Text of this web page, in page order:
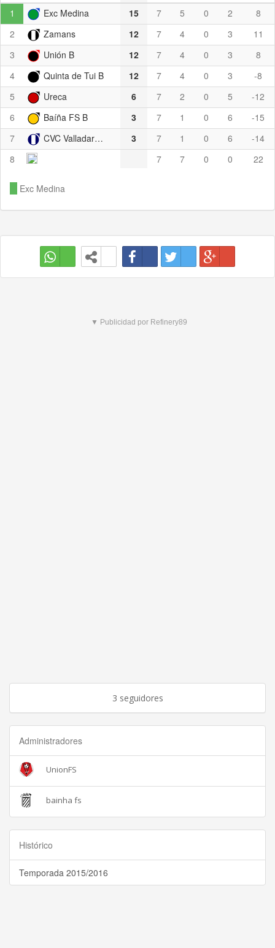
1
Exc Medina 15 7 5 0 2
8
2
Zamans 12 7 4 0 3
11
3
Unión B 12 7 4 0 3
8
4
Quinta de Tui B 12 7 4 0 3
-8
5
Ureca 6 7 2 0 5
-12
6
Baíña FS B 3 7 1 0 6
-15
7
CVC Valladares B 3 7 1 0 6
-14
8
7 7 0 0 22
Exc Medina
▼ Publicidad por Refinery89
3 seguidores
Administradores
UnionFS
bainha fs
Histórico
Temporada 2015/2016